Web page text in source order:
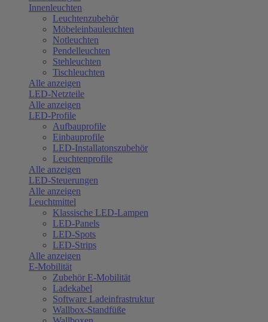
Innenleuchten
Leuchtenzubehör
Möbeleinbauleuchten
Notleuchten
Pendelleuchten
Stehleuchten
Tischleuchten
Alle anzeigen
LED-Netzteile
Alle anzeigen
LED-Profile
Aufbauprofile
Einbauprofile
LED-Installatonszubehör
Leuchtenprofile
Alle anzeigen
LED-Steuerungen
Alle anzeigen
Leuchtmittel
Klassische LED-Lampen
LED-Panels
LED-Spots
LED-Strips
Alle anzeigen
E-Mobilität
Zubehör E-Mobilität
Ladekabel
Software Ladeinfrastruktur
Wallbox-Standfüße